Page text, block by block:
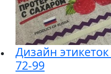
Дизайн
72-99